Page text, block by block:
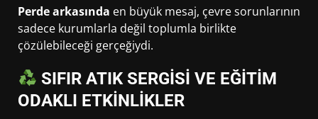
Perde arkasında en büyük mesaj, çevre sorunlarının
sadece kurumlarla değil toplumla birlikte
çözülebileceği gerçeğiydi.
SIFIR ATIK SERGİSİ VE EĞİTİM
ODAKLI ETKİNLİKLER